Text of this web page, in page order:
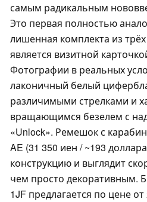
самым радикальным
Это первая полностью
лишенная комплекта из
является визитной
Фотографии в реальных
лаконичный белый
различимыми стрелками и
вращающимся безелем с
«Unlock». Ремешок с
AE (31 350 иен / ~193
конструкцию и выглядит
чем просто декоративным.
1JF предлагается по цене